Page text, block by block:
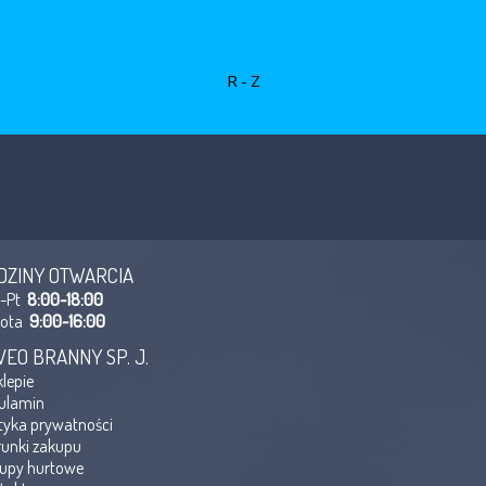
R-Z
OTWARCIA
Pt 8:00-18:00
9:00-16:00
BRANNY SP. J.
prywatności
zakupu
hurtowe